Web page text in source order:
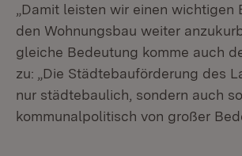
„Damit leisten wir einen wichtigen
den Wohnungsbau weiter
gleiche Bedeutung komme auch
zu: „Die Städtebauförderung des
nur städtebaulich, sondern auch
kommunalpolitisch von großer